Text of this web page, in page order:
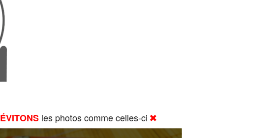
ÉVITONSles photos comme celles-ci